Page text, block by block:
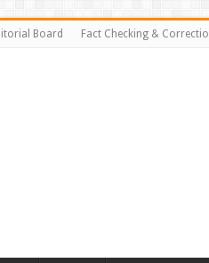
Board Fact Checking &